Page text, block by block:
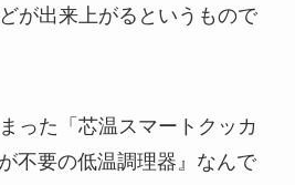
が出来上がるというもので
った「芯温スマートクッカ
不要の低温調理器』なんで